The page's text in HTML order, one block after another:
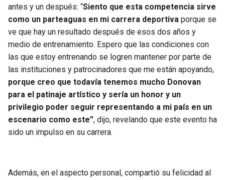
antes y un después: “Siento que esta competencia sirve
como un parteaguas en mi carrera deportiva porque se
ve que hay un resultado después de esos dos años y
medio de entrenamiento. Espero que las condiciones con
las que estoy entrenando se logren mantener por parte de
las instituciones y patrocinadores que me están apoyando,
porque creo que todavía tenemos mucho Donovan
para el patinaje artístico y sería un honor y un
privilegio poder seguir representando a mi país en un
escenario como este”, dijo, revelando que este evento ha
sido un impulso en su carrera.
Además, en el aspecto personal, compartió su felicidad al